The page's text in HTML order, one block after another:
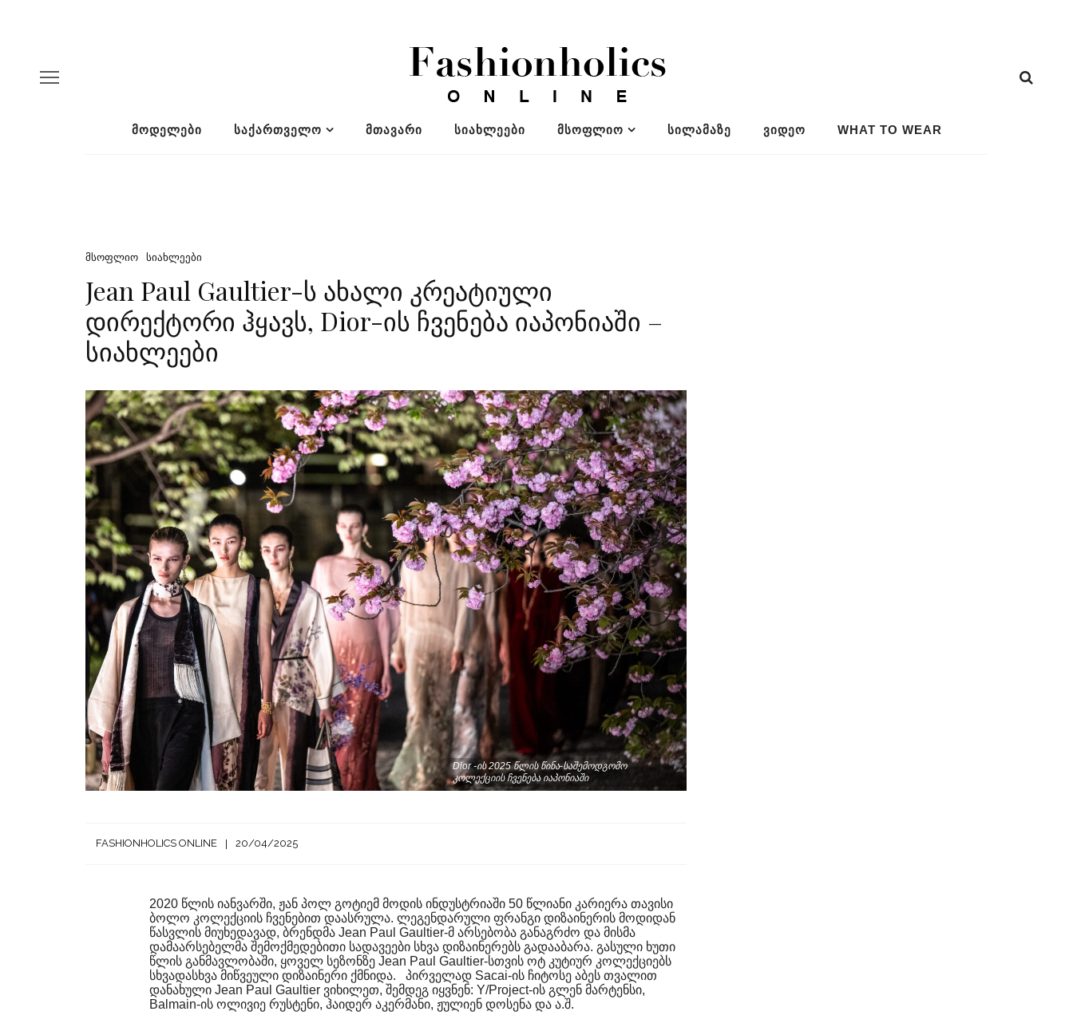
ᲛᲝᲓᲔᲚᲔᲑᲘ ᲡᲐᲥᲐᲠᲗᲕᲔᲚᲝ ᲛᲗᲐᲕᲐᲠᲘ ᲡᲘᲐᲮᲚᲔᲔᲑᲘ ᲛᲡᲝᲤᲚᲘᲝ ᲡᲘᲚᲐᲛᲐᲖᲔ ᲕᲘᲓᲔᲝ WHAT TO WEAR
ᲛᲡᲝᲤᲚᲘᲝ ᲡᲘᲐᲮᲚᲔᲔᲑᲘ
Jean Paul Gaultier-ს ახალი კრეატიული
დირექტორი ჰყავს, Dior-ის ჩვენება იაპონიაში –
სიახლეები
Dior -ის 2025 წლის წინა-საშემოდგომო
კოლექციის ჩვენება იაპონიაში
FASHIONHOLICS ONLINE 20/04/2025
2020 წლის იანვარში, ჟან პოლ გოტიემ მოდის ინდუსტრიაში 50 წლიანი კარიერა თავისი
ბოლო კოლექციის ჩვენებით დაასრულა. ლეგენდარული ფრანგი დიზაინერის მოდიდან
წასვლის მიუხედავად, ბრენდმა Jean Paul Gaultier-მ არსებობა განაგრძო და მისმა
დამაარსებელმა შემოქმედებითი სადავეები სხვა დიზაინერებს გადააბარა. გასული ხუთი
წლის განმავლობაში, ყოველ სეზონზე Jean Paul Gaultier-სთვის ოტ კუტიურ კოლექციებს
სხვადასხვა მიწვეული დიზაინერი ქმნიდა. პირველად Sacai-ის ჩიტოსე აბეს თვალით
დანახული Jean Paul Gaultier ვიხილეთ, შემდეგ იყვნენ: Y/Project-ის გლენ მარტენსი,
Balmain-ის ოლივიე რუსტენი, ჰაიდერ აკერმანი, ჟულიენ დოსენა და ა.შ.